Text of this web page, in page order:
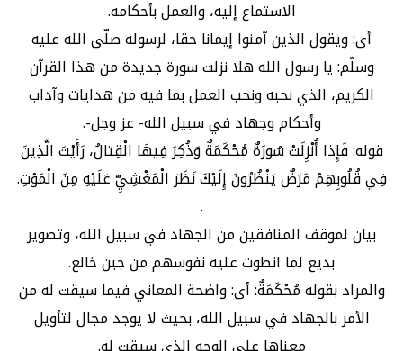
الاستماع إليه، والعمل بأحكامه.
أى: ويقول الذين آمنوا إيمانا حقا، لرسوله صلّى الله عليه
وسلّم: يا رسول الله هلا نزلت سورة جديدة من هذا القرآن
الكريم، الذي نحبه ونحب العمل بما فيه من هدايات وآداب
وأحكام وجهاد في سبيل الله- عز وجل-.
قوله: فَإِذا أُنْزِلَتْ سُورَةٌ مُحْكَمَةٌ وَذُكِرَ فِيهَا الْقِتالُ، رَأَيْتَ الَّذِينَ
فِي قُلُوبِهِمْ مَرَضٌ يَنْظُرُونَ إِلَيْكَ نَظَرَ الْمَغْشِيِّ عَلَيْهِ مِنَ الْمَوْتِ.
.
بيان لموقف المنافقين من الجهاد في سبيل الله، وتصوير
بديع لما انطوت عليه نفوسهم من جبن خالع.
والمراد بقوله مُحْكَمَةٌ: أى: واضحة المعاني فيما سيقت له من
الأمر بالجهاد في سبيل الله، بحيث لا يوجد مجال لتأويل